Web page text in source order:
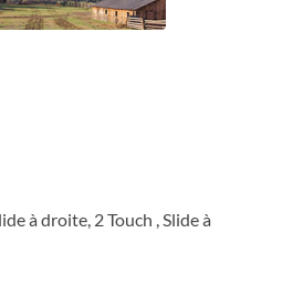
à droite, 2 Touch , Slide à